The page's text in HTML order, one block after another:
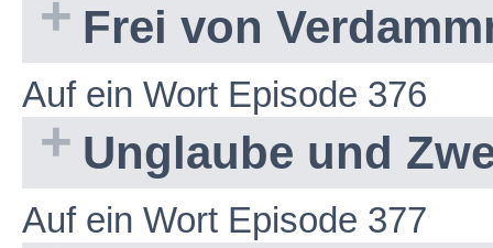
Frei von
Auf ein Wort Episode 376
Unglaube und
Auf ein Wort Episode 377